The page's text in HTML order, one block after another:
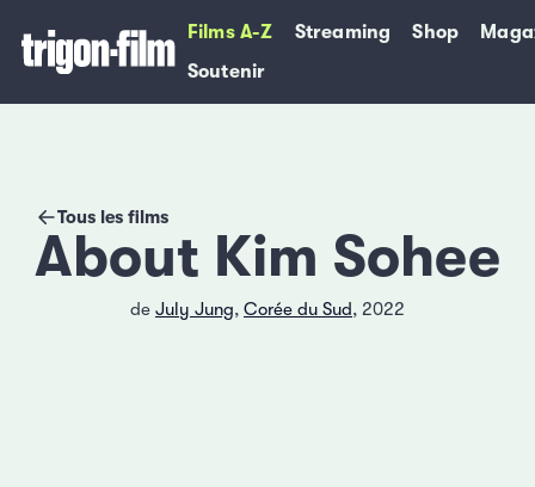
Films A-Z Streaming Shop
Soutenir
Tous les films
About Kim Sohee
de July Jung, Corée du Sud, 2022